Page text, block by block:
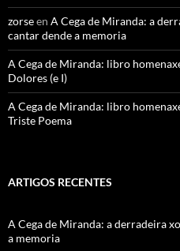
zorseen A Cega de Miranda: a
cantar dende a memoria
A Cega de Miranda: libro
Dolores (e I)
A Cega de Miranda: libro
Triste Poema
ARTIGOS RECENTES
A Cega de Miranda: a derradeira
a memoria